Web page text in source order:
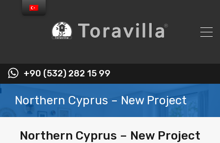
+90 (532) 282 15 99
Northern Cyprus – New Project
Northern Cyprus – New Project